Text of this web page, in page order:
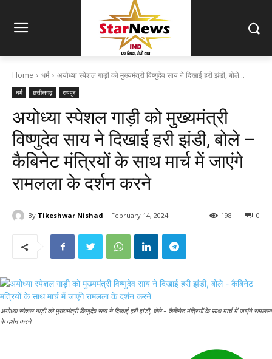
Home धर्म अयोध्या स्पेशल गाड़ी को मुख्यमंत्री विष्णुदेव साय ने दिखाई हरी झंडी, बोले...
धर्म छत्तीसगढ़ रायपुर
अयोध्या स्पेशल गाड़ी को मुख्यमंत्री
विष्णुदेव साय ने दिखाई हरी झंडी, बोले –
कैबिनेट मंत्रियों के साथ मार्च में जाएंगे
रामलला के दर्शन करने
By Tikeshwar Nishad February 14, 2024 0
198
अयोध्या स्पेशल गाड़ी को मुख्यमंत्री विष्णुदेव साय ने दिखाई हरी झंडी, बोले - कैबिनेट मंत्रियों के साथ मार्च में जाएंगे रामलला
के दर्शन करने